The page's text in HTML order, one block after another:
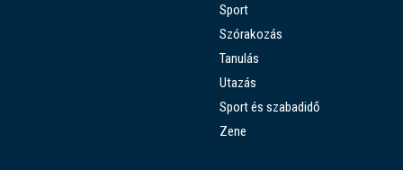
Sport
Szórakozás
Tanulás
Utazás
Sport és szabadidő
Zene